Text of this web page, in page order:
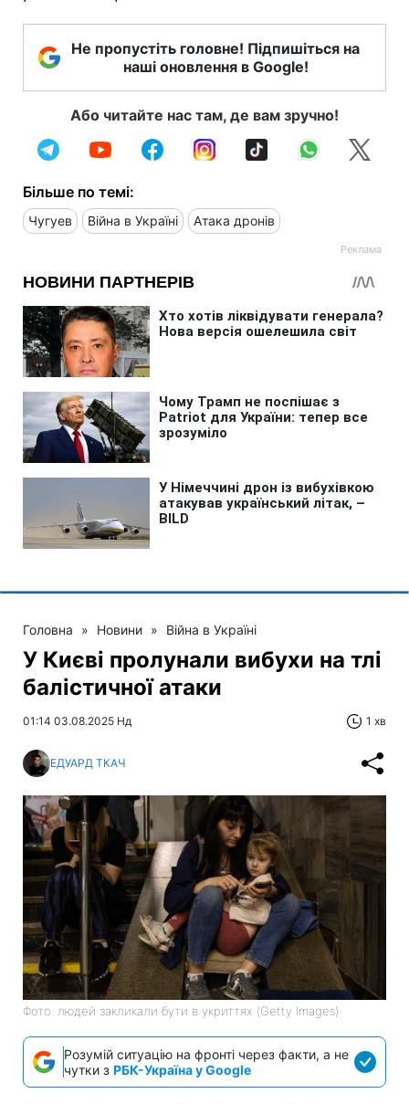
Не пропустіть головне! Підпишіться на
наші оновлення в Google!
Або читайте нас там, де вам зручно!
Більше по темі:
Чугуев Війна в Україні Атака дронів
Головна » Новини » Війна в Україні
У Києві пролунали вибухи на тлі
балістичної атаки
01:14 03.08.2025 Нд 1 хв
ЕДУАРД ТКАЧ
Фото: людей закликали бути в укриттях (Getty Images)
Розумій ситуацію на фронті через факти, а не
чутки з РБК-Україна у Google